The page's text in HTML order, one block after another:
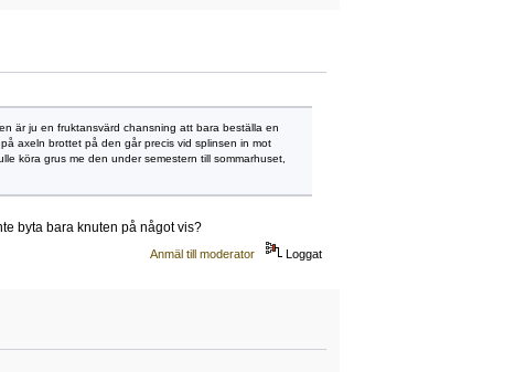
är ju en fruktansvärd chansning att bara beställa en
axeln brottet på den går precis vid splinsen in mot
köra grus me den under semestern till sommarhuset,
byta bara knuten på något vis?
Anmäl till moderator Loggat